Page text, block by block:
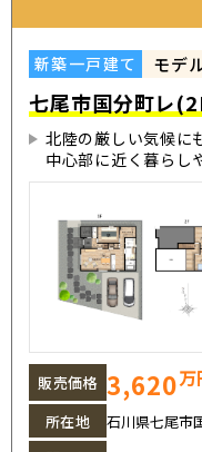
新築一戸建て モデ
七尾市国分町レ
北陸の厳しい気候に
中心部に近く暮らし
販売価格 3,620万
所在地
石川県七尾市